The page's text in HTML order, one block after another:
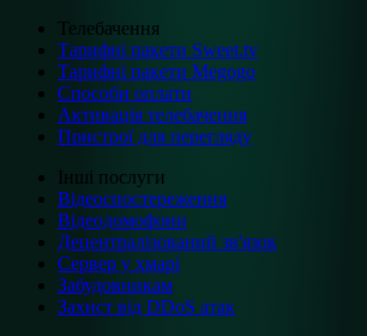
Телебачення
Тарифні пакети Sweet.tv
Тарифні пакети Megogo
Способи оплати
Активація телебачення
Пристрої для перегляду
Інші послуги
Відеоспостереження
Відеодомофони
Децентралізований зв'язок
Сервер у хмарі
Забудовникам
Захист від DDoS атак